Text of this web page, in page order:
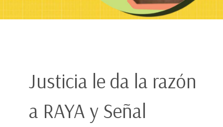
Justicia le da la razón
a RAYA y Señal